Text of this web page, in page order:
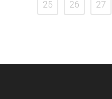
25 26 27